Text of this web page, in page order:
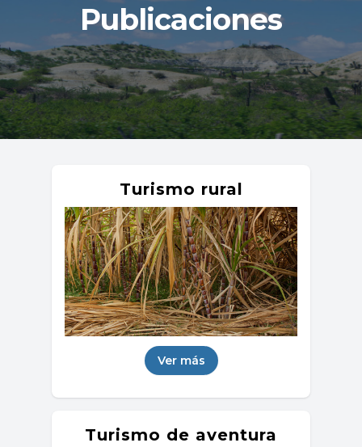
Publicaciones
Turismo rural
Ver más
Turismo de aventura